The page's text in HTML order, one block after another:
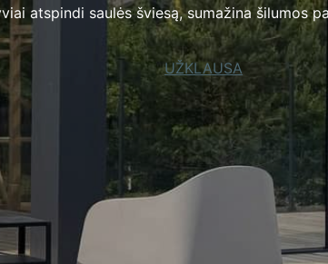
atspindi saulės šviesą, sumažina šilumos
UŽKLAUSA